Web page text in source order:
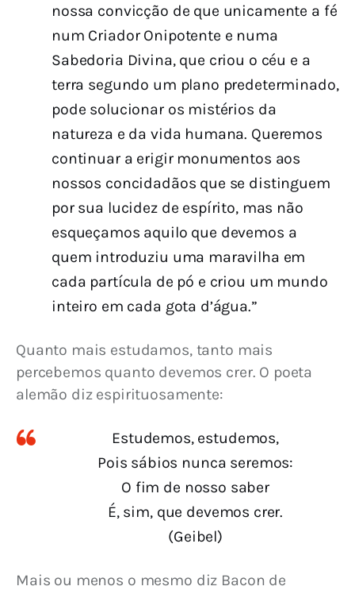
nossa convicção de que unicamente a fé
num Criador Onipotente e numa
Sabedoria Divina, que criou o céu e a
terra segundo um plano predeterminado,
pode solucionar os mistérios da
natureza e da vida humana. Queremos
continuar a erigir monumentos aos
nossos concidadãos que se distinguem
por sua lucidez de espírito, mas não
esqueçamos aquilo que devemos a
quem introduziu uma maravilha em
cada partícula de pó e criou um mundo
inteiro em cada gota d’água.”
Quanto mais estudamos, tanto mais
percebemos quanto devemos crer. O poeta
alemão diz espirituosamente:
Estudemos, estudemos,
Pois sábios nunca seremos:
O fim de nosso saber
É, sim, que devemos crer.
(Geibel)
Mais ou menos o mesmo diz Bacon de